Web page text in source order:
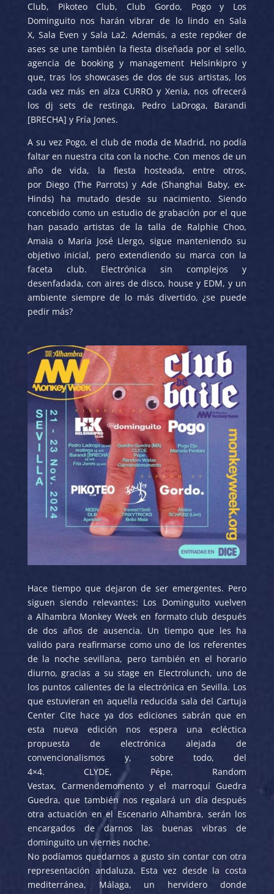
Club, Pikoteo Club, Club Gordo, Pogo y Los
Dominguito nos harán vibrar de lo lindo en Sala
X, Sala Even y Sala La2. Además, a este repóker de
ases se une también la fiesta diseñada por el sello,
agencia de booking y management Helsinkipro y
que, tras los showcases de dos de sus artistas, los
cada vez más en alza CURRO y Xenia, nos ofrecerá
los dj sets de restinga, Pedro LaDroga, Barandi
[BRECHA] y Fría Jones.
A su vez Pogo, el club de moda de Madrid, no podía
faltar en nuestra cita con la noche. Con menos de un
año de vida, la fiesta hosteada, entre otros,
por Diego (The Parrots) y Ade (Shanghai Baby, ex-
Hinds) ha mutado desde su nacimiento. Siendo
concebido como un estudio de grabación por el que
han pasado artistas de la talla de Ralphie Choo,
Amaia o María José Llergo, sigue manteniendo su
objetivo inicial, pero extendiendo su marca con la
faceta club. Electrónica sin complejos y
desenfadada, con aires de disco, house y EDM, y un
ambiente siempre de lo más divertido, ¿se puede
pedir más?
Hace tiempo que dejaron de ser emergentes. Pero
siguen siendo relevantes: Los Dominguito vuelven
a Alhambra Monkey Week en formato club después
de dos años de ausencia. Un tiempo que les ha
valido para reafirmarse como uno de los referentes
de la noche sevillana, pero también en el horario
diurno, gracias a su stage en Electrolunch, uno de
los puntos calientes de la electrónica en Sevilla. Los
que estuvieran en aquella reducida sala del Cartuja
Center Cite hace ya dos ediciones sabrán que en
esta nueva edición nos espera una ecléctica
propuesta de electrónica alejada de
convencionalismos y, sobre todo, del
4×4. CLYDE, Pépe, Random
Vestax, Carmendemomento y el marroquí Guedra
Guedra, que también nos regalará un día después
otra actuación en el Escenario Alhambra, serán los
encargados de darnos las buenas vibras de
dominguito un viernes noche.
No podíamos quedarnos a gusto sin contar con otra
representación andaluza. Esta vez desde la costa
mediterránea, Málaga, un hervidero donde